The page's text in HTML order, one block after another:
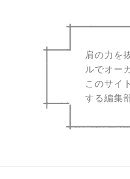
肩の力を
ルでオー
このサイ
する編集